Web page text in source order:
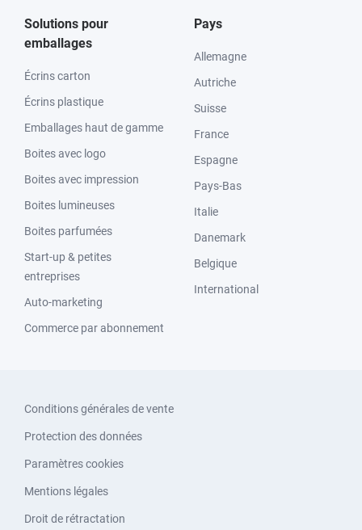
Solutions pour
emballages
Écrins carton
Écrins plastique
Emballages haut de gamme
Boites avec logo
Boites avec impression
Boites lumineuses
Boites parfumées
Start-up & petites
entreprises
Auto-marketing
Commerce par abonnement
Pays
Allemagne
Autriche
Suisse
France
Espagne
Pays-Bas
Italie
Danemark
Belgique
International
Conditions générales de vente
Protection des données
Paramètres cookies
Mentions légales
Droit de rétractation